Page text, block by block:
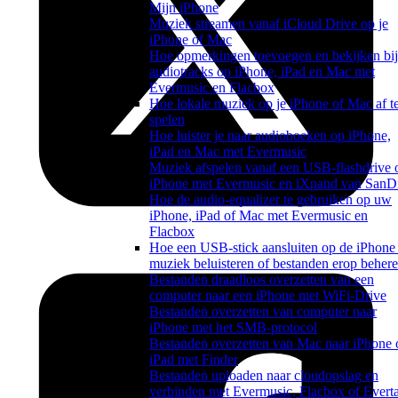
Mijn iPhone
Muziek streamen vanaf iCloud Drive op je
iPhone of Mac
Hoe opmerkingen toevoegen en bekijken
audiotracks op iPhone, iPad en Mac met
Evermusic en Flacbox
Hoe lokale muziek op je iPhone of Mac af
spelen
Hoe luister je naar audioboeken op iPhone,
iPad en Mac met Evermusic
Muziek afspelen vanaf een USB-flashdrive
iPhone met Evermusic en iXpand van
Hoe de audio-equalizer te gebruiken op uw
iPhone, iPad of Mac met Evermusic en
Flacbox
Hoe een USB-stick aansluiten op de iPhone
muziek beluisteren of bestanden erop
Bestanden draadloos overzetten van een
computer naar een iPhone met WiFi-Drive
Bestanden overzetten van computer naar
iPhone met het SMB-protocol
Bestanden overzetten van Mac naar iPhone
iPad met Finder
Bestanden uploaden naar cloudopslag en
verbinden met Evermusic, Flacbox of